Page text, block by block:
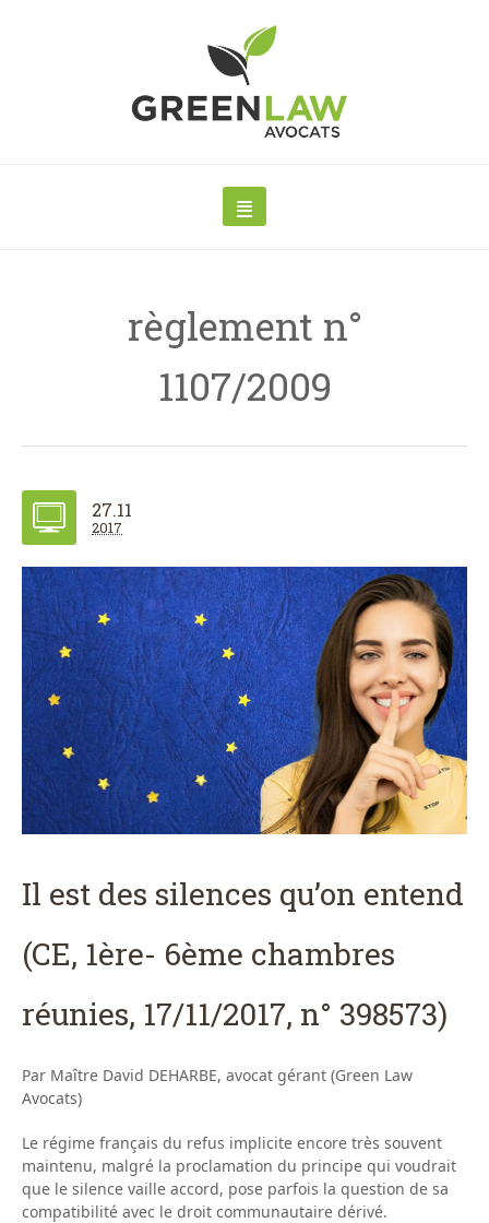
règlement n°
1107/2009
27.11
2017
Il est des silences qu’on entend
(CE, 1ère- 6ème chambres
réunies, 17/11/2017, n° 398573)
Par Maître David DEHARBE, avocat gérant (Green Law
Avocats)
Le régime français du refus implicite encore très souvent
maintenu, malgré la proclamation du principe qui voudrait
que le silence vaille accord, pose parfois la question de sa
compatibilité avec le droit communautaire dérivé.